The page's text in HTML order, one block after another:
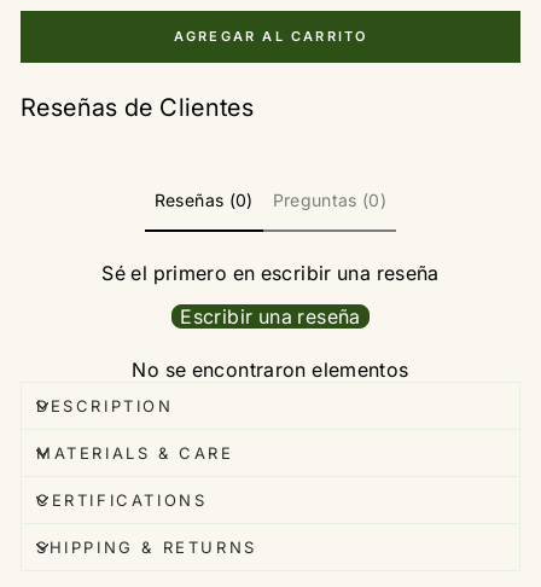
AGREGAR AL CARRITO
Reseñas de Clientes
Reseñas (0) Preguntas (0)
Sé el primero en escribir una reseña
Escribir una reseña
No se encontraron elementos
DESCRIPTION
MATERIALS & CARE
CERTIFICATIONS
SHIPPING & RETURNS